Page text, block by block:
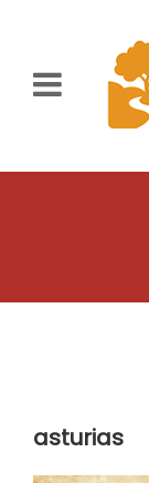
asturias